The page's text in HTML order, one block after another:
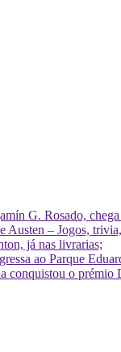
G. Rosado,
Austen – Jogos,
já nas livrarias;
ao Parque
conquistou o